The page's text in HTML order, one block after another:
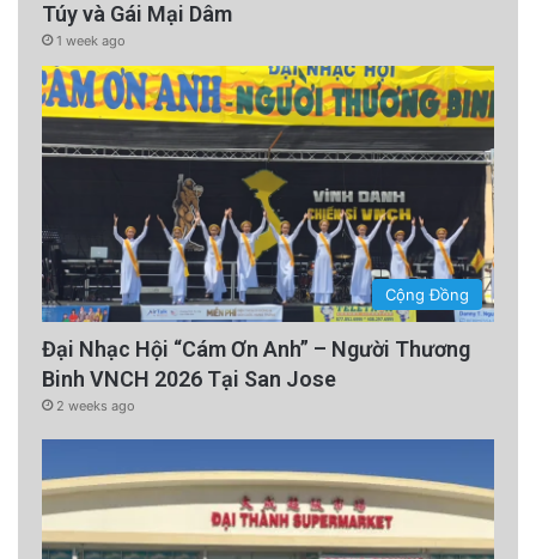
Túy và Gái Mại Dâm
1 week ago
Cộng Đồng
Đại Nhạc Hội “Cám Ơn Anh” – Người Thương
Binh VNCH 2026 Tại San Jose
2 weeks ago